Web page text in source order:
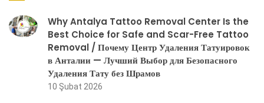
Why Antalya Tattoo Removal Center Is the
Best Choice for Safe and Scar-Free Tattoo
Removal / Почему Центр Удаления Татуировок
в Анталии — Лучший Выбор для Безопасного
Удаления Тату без Шрамов
10 Şubat 2026